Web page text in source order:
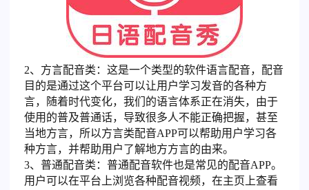
2、方言配音类：这是一个类型的软件语言配音，配音
目的是通过这个平台可以让用户学习发音的各种方
言，随着时代变化，我们的语言体系正在消失，由于
使用的普及普通话，导致很多人不能正确把握，甚至
当地方言，所以方言类配音APP可以帮助用户学习各
种方言，并帮助用户了解地方方言的由来。
3、普通配音类：普通配音软件也是常见的配音APP。
用户可以在平台上浏览各种配音视频，在主页上查看